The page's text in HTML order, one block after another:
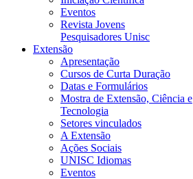
Eventos
Revista Jovens
Pesquisadores Unisc
Extensão
Apresentação
Cursos de Curta Duração
Datas e Formulários
Mostra de Extensão, Ciência e
Tecnologia
Setores vinculados
A Extensão
Ações Sociais
UNISC Idiomas
Eventos